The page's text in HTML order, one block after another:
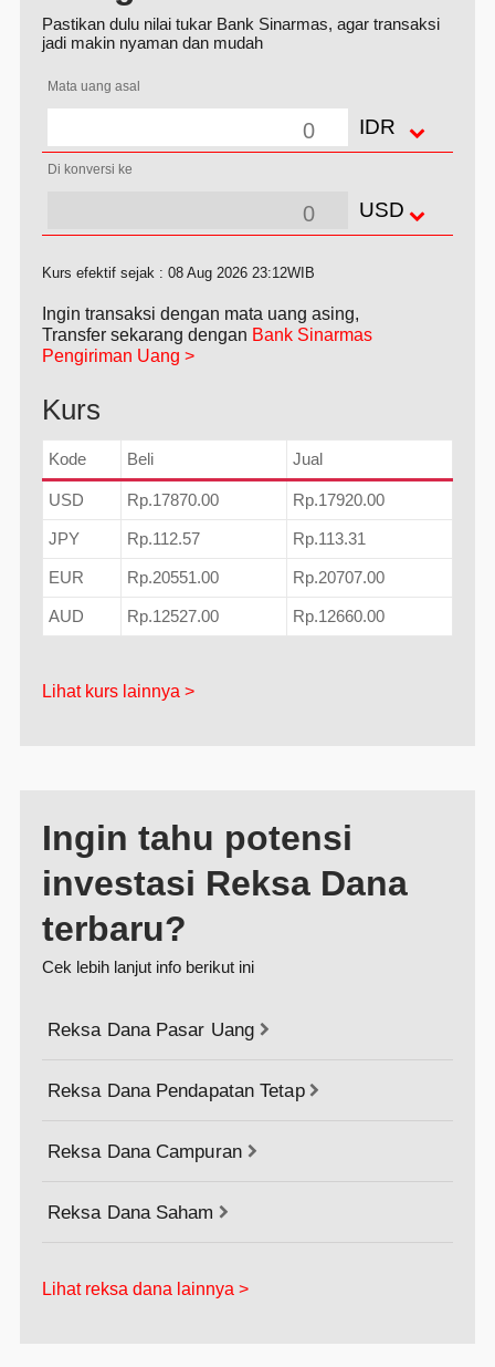
Pastikan dulu nilai tukar Bank Sinarmas, agar transaksi
jadi makin nyaman dan mudah
Mata uang asal
IDR
Di konversi ke
USD
Kurs efektif sejak : 08 Aug 2026 23:12WIB
Ingin transaksi dengan mata uang asing,
Transfer sekarang dengan Bank Sinarmas
Pengiriman Uang >
Kurs
Kode Beli Jual
USD Rp.17870.00 Rp.17920.00
JPY Rp.112.57 Rp.113.31
EUR Rp.20551.00 Rp.20707.00
AUD Rp.12527.00 Rp.12660.00
Lihat kurs lainnya >
Ingin tahu potensi
investasi Reksa Dana
terbaru?
Cek lebih lanjut info berikut ini
Reksa Dana Pasar Uang 
Reksa Dana Pendapatan Tetap 
Reksa Dana Campuran 
Reksa Dana Saham 
Lihat reksa dana lainnya >